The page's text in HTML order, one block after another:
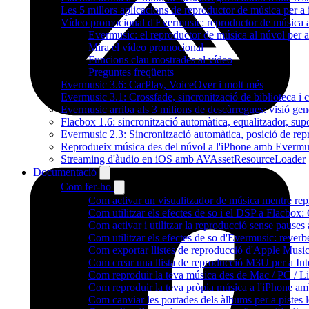
Les 5 millors aplicacions de reproductor de música per a
Vídeo promocional d'Evermusic: reproductor de música
Evermusic: el reproductor de música al núvol per
Mira el vídeo promocional
Funcions clau mostrades al vídeo
Preguntes freqüents
Evermusic 3.6: CarPlay, VoiceOver i molt més
Evermusic 3.1: Crossfade, sincronització de biblioteca i
Evermusic arriba als 3 milions de descàrregues: visió
Flacbox 1.6: sincronització automàtica, equalitzador,
Evermusic 2.3: Sincronització automàtica, posició de
Reprodueix música des del núvol a l'iPhone amb
Streaming d'àudio en iOS amb AVAssetResourceLoader
Documentació
Com fer-ho
Com activar un visualitzador de música mentre
Com utilitzar els efectes de so i el DSP a
Com activar i utilitzar la reproducció sense pauses
Com utilitzar els efectes de so d'Evermusic:
Com exportar llistes de reproducció d'Apple
Com crear una llista de reproducció M3U per a
Com reproduir la teva música des de Mac / PC
Com reproduir la teva pròpia música a l'iPhone
Com canviar les portades dels àlbums per a